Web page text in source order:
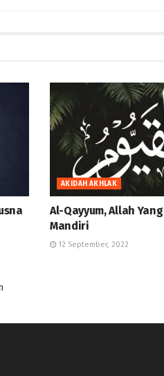
AKIDAH AKHLAK
Al-Qayyum, Allah
Mandiri
12 September, 2022